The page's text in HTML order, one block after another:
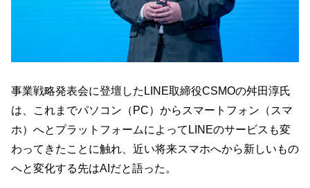
事業戦略発表会に登壇したLINE取締役CSMOの舛田淳氏
は、これまでパソコン（PC）からスマートフォン（スマ
ホ）へとプラットフォームによってLINEのサービスも変
わってきたことに触れ、近い将来スマホへから新しいもの
へと変化する先はAIだと語った。